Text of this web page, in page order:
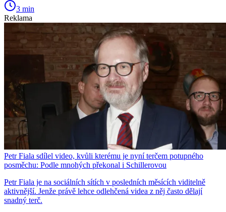
3 min
Reklama
Petr Fiala sdílel video, kvůli kterému je nyní terčem potupného
posměchu: Podle mnohých překonal i Schillerovou
Petr Fiala je na sociálních sítích v posledních měsících viditelně
aktivnější. Jenže právě lehce odlehčená videa z něj často dělají
snadný terč.